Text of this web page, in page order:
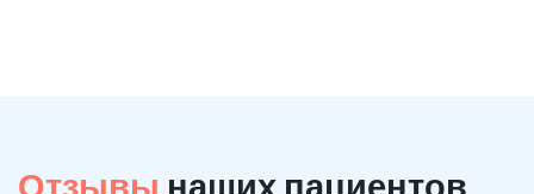
Отзывы наших пациентов